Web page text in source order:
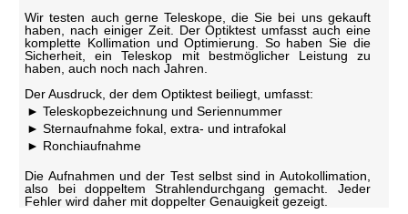
Wir testen auch gerne Teleskope, die Sie bei uns gekauft
haben, nach einiger Zeit. Der Optiktest umfasst auch eine
komplette Kollimation und Optimierung. So haben Sie die
Sicherheit, ein Teleskop mit bestmöglicher Leistung zu
haben, auch noch nach Jahren.
Der Ausdruck, der dem Optiktest beiliegt, umfasst:
Teleskopbezeichnung und Seriennummer
Sternaufnahme fokal, extra- und intrafokal
Ronchiaufnahme
Die Aufnahmen und der Test selbst sind in Autokollimation,
also bei doppeltem Strahlendurchgang gemacht. Jeder
Fehler wird daher mit doppelter Genauigkeit gezeigt.